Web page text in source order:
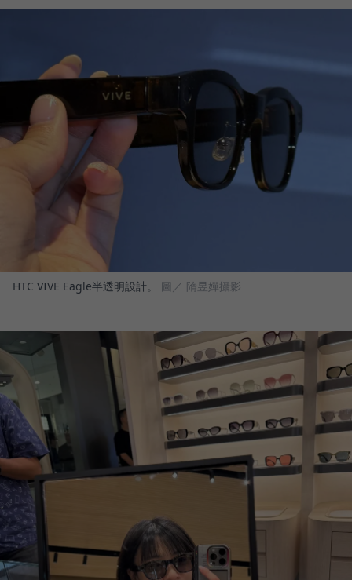
HTC VIVE Eagle半透明設計。 圖／ 隋昱嬋攝影